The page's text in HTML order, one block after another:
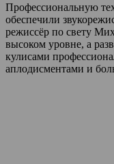
Профессиональную
обеспечили
режиссёр по свету
высоком уровне, а
кулисами
аплодисментами и